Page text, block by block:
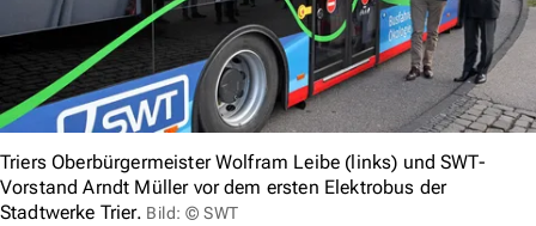
Triers Oberbürgermeister Wolfram Leibe (links) und SWT-
Vorstand Arndt Müller vor dem ersten Elektrobus der
Stadtwerke Trier. Bild: © SWT